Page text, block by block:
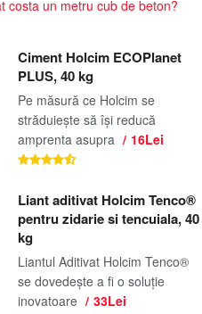
costa un metru cub de beton?
Ciment Holcim ECOPlanet
PLUS, 40 kg
Pe măsură ce Holcim se
străduiește să își reducă
amprenta asupra
16Lei
Liant aditivat Holcim Tenco®
pentru zidarie si tencuiala, 40
kg
Liantul Aditivat Holcim Tenco®
se dovedește a fi o soluție
inovatoare
33Lei